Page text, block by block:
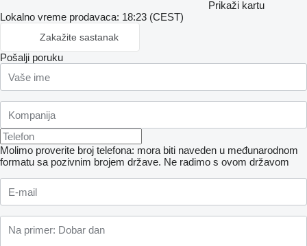
Prikaži kartu
Lokalno vreme prodavaca: 18:23 (CEST)
Zakažite sastanak
Pošalji poruku
Molimo proverite broj telefona: mora biti naveden u međunarodnom
formatu sa pozivnim brojem države. Ne radimo s ovom državom